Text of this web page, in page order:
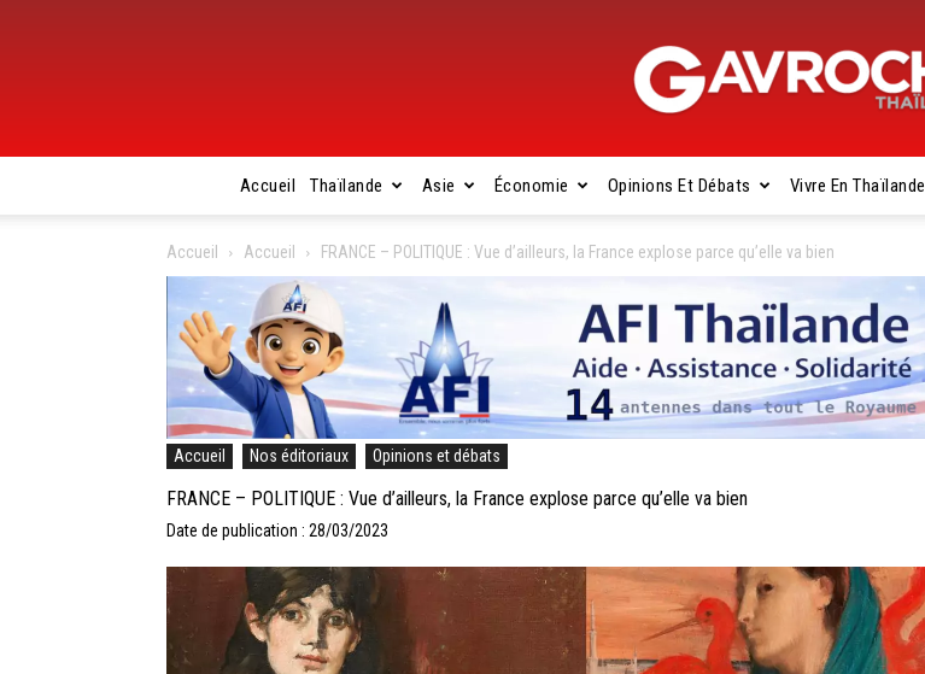
Gavroche
Thaïlande
Accueil Thaïlande Asie Économie Opinions Et Débats Vivre En Thaïlande
Accueil Accueil FRANCE – POLITIQUE : Vue d’ailleurs, la France explose parce qu’elle va bien
Accueil Nos éditoriaux Opinions et débats
FRANCE – POLITIQUE : Vue d’ailleurs, la France explose parce qu’elle va bien
Date de publication : 28/03/2023